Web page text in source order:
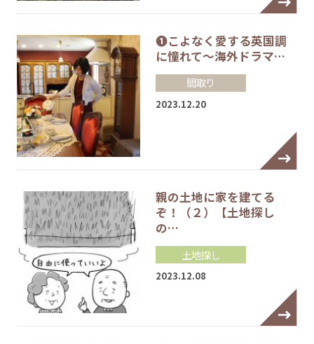
❶こよなく愛する英国調
に憧れて～海外ドラマ…
間取り
2023.12.20
親の土地に家を建てる
ぞ！（２）【土地探し
の…
土地探し
2023.12.08